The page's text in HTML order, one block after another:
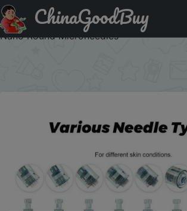
Придбати по акціи 1pcs Dr.Pen M8
Bayonet Cartridges Micro Needles 11/16/
Nano Round Microneedles
ChinaGoodBuy